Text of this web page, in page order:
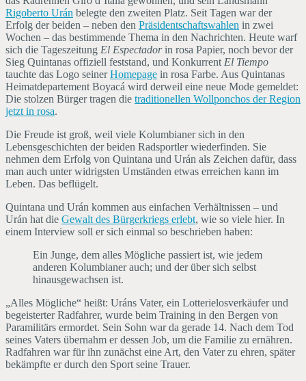
Rigoberto Urán belegte den zweiten Platz. Seit Tagen war der
Erfolg der beiden – neben den Präsidentschaftswahlen in zwei
Wochen – das bestimmende Thema in den Nachrichten. Heute warf
sich die Tageszeitung El Espectadorin rosa Papier, noch bevor der
Sieg Quintanas offiziell feststand, und Konkurrent El Tiempo
tauchte das Logo seinerHomepage in rosa Farbe. Aus Quintanas
Heimatdepartement Boyacá wird derweil eine neue Mode gemeldet:
Die stolzen Bürger tragen die traditionellen Wollponchos der Region
jetzt in rosa.
Die Freude ist groß, weil viele Kolumbianer sich in den
Lebensgeschichten der beiden Radsportler wiederfinden. Sie
nehmen dem Erfolg von Quintana und Urán als Zeichen dafür, dass
man auch unter widrigsten Umständen etwas erreichen kann im
Leben. Das beflügelt.
Quintana und Urán kommen aus einfachen Verhältnissen – und
Urán hat die Gewalt des Bürgerkriegs erlebt, wie so viele hier. In
einem Interview soll er sich einmal so beschrieben haben:
Ein Junge, dem alles Mögliche passiert ist, wie jedem
anderen Kolumbianer auch; und der über sich selbst
hinausgewachsen ist.
„Alles Mögliche“ heißt: Uráns Vater, ein Lotterielosverkäufer und
begeisterter Radfahrer, wurde beim Training in den Bergen von
Paramilitärs ermordet. Sein Sohn war da gerade 14. Nach dem Tod
seines Vaters übernahm er dessen Job, um die Familie zu ernähren.
Radfahren war für ihn zunächst eine Art, den Vater zu ehren, später
bekämpfte er durch den Sport seine Trauer.